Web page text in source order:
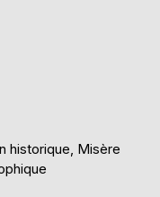
historique, Misère